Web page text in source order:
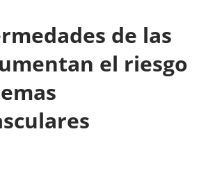
de las
el riesgo